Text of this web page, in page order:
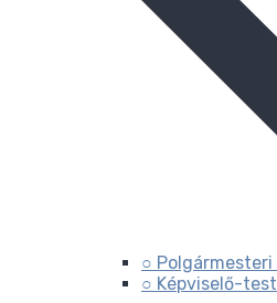
○
○ Képviselő-